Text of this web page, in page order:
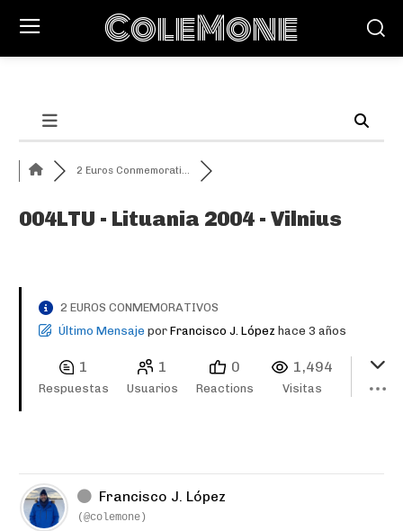
ColeMone
2 Euros Conmemorati...
004LTU - Lituania 2004 - Vilnius
2 EUROS CONMEMORATIVOS
Último Mensaje por Francisco J. López hace 3 años
1
Respuestas
1
Usuarios
0
Reactions
1,494
Visitas
Francisco J. López
(@colemone)